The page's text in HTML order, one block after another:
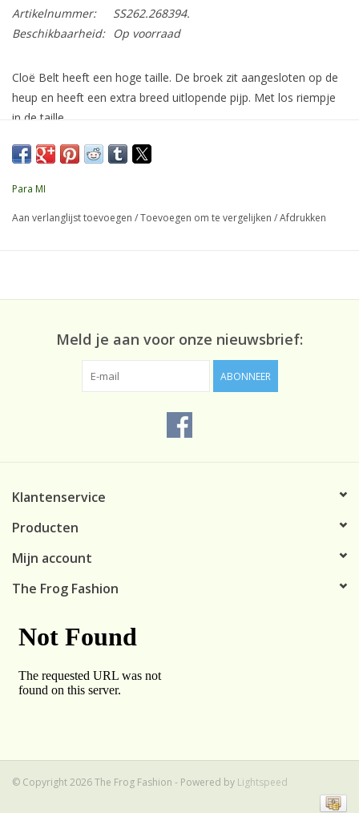
Artikelnummer:
SS262.268394.
Beschikbaarheid:
Op voorraad
Cloë Belt heeft een hoge taille. De broek zit aangesloten op de
heup en heeft een extra breed uitlopende pijp. Met los riempje
in de taille.
Kwaliteit:57% CLY, 40% CO, 3% EA
Pasvorm:High waist / Extra Wide fit
Sand .
oë heeft een bijpassende knoop en een los riempje in
Met steekzakken aan de voorzijde en sierzakken aan
Para MI
Aan verlanglijst toevoegen /Toevoegen om te vergelijken /Afdrukken
Meld je aan voor onze nieuwsbrief:
ABONNEER
Klantenservice
Producten
Mijn account
The Frog Fashion
© Copyright 2026 The Frog Fashion - Powered by Lightspeed